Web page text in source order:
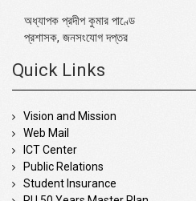
অধ্যাপক প্রদীপ কুমার পাণ্ডে
প্রশাসক, জনসংযোগ দপ্তর
Quick Links
Vision and Mission
Web Mail
ICT Center
Public Relations
Student Insurance